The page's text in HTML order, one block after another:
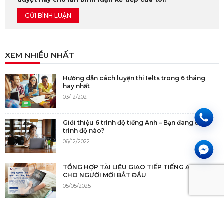
XEM NHIỀU NHẤT
Hướng dẫn cách luyện thi Ielts trong 6 tháng
hay nhất
03/12/2021
Giới thiệu 6 trình độ tiếng Anh – Bạn đang ở
trình độ nào?
06/12/2022
TỔNG HỢP TÀI LIỆU GIAO TIẾP TIẾNG ANH
CHO NGƯỜI MỚI BẮT ĐẦU
05/05/2025